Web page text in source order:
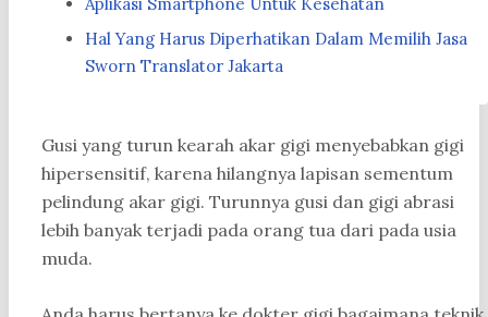
Hal Yang Harus Diperhatikan Dalam Memilih Jasa
Sworn Translator Jakarta
Gusi yang turun kearah akar gigi menyebabkan gigi
hipersensitif, karena hilangnya lapisan sementum
pelindung akar gigi. Turunnya gusi dan gigi abrasi
lebih banyak terjadi pada orang tua dari pada usia
muda.